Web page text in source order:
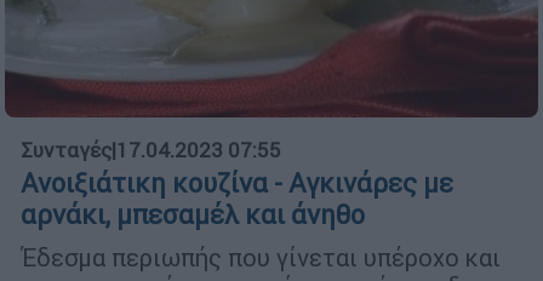
Συνταγές|17.04.2023 07:55
Ανοιξιάτικη κουζίνα - Αγκινάρες με
αρνάκι, μπεσαμέλ και άνηθο
Έδεσμα περιωπής που γίνεται υπέροχο και